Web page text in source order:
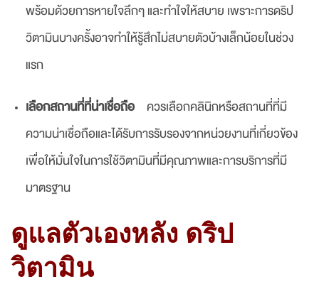
พร้อมด้วยการหายใจลึกๆ และทำใจให้สบาย เพราะการดริป
วิตามินบางครั้งอาจทำให้รู้สึกไม่สบายตัวบ้างเล็กน้อยในช่วง
แรก
เลือกสถานที่ที่น่าเชื่อถือ ควรเลือกคลินิกหรือสถานที่ที่มี
ความน่าเชื่อถือและได้รับการรับรองจากหน่วยงานที่เกี่ยวข้อง
เพื่อให้มั่นใจในการใช้วิตามินที่มีคุณภาพและการบริการที่มี
มาตรฐาน
ดูแลตัวเองหลัง ดริป
วิตามิน